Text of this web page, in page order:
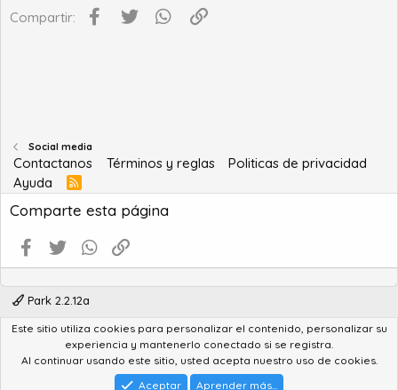
Compartir: Facebook
Twitter WhatsApp
Social media
Contactanos Términos y reglas
Politicas de privacidad
Ayuda
R
S
S
Comparte esta página
Facebook
Twitter WhatsApp
Park 2.2.12a
Community platform by XenForo® © 2010-2022 XenForo Ltd.
Advanced Forum Stats by AddonFlare - Premium XF2 Addons
Feedback SystembyXenCentral.com
StylesFactory.pl
Este sitio utiliza cookies para personalizar el contenido, personalizar su
experiencia y mantenerlo conectado si se registra.
Al continuar usando este sitio, usted acepta nuestro uso de cookies.
Aceptar
Aprender más...